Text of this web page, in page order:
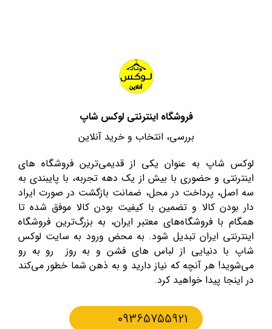
فروشگاه اینترنتی لوکس شاپ
بررسی، انتخاب و خرید آنلاین
لوکس شاپ به عنوان یکی از قدیمی‌ترین فروشگاه های
اینترنتی و حضوری با بیش از یک دهه تجربه، با پایبندی به
سه اصل، پرداخت در محل، ضمانت بازگشت در صورت ایراد
دار بودن کالا و تضمین با کیفیت بودن کالا موفق شده تا
همگام با فروشگاه‌های معتبر ایران، به بزرگ‌ترین فروشگاه
اینترنتی ایران تبدیل شود. به محض ورود به سایت لوکس
شاپ با دنیایی از لباس های فشن و به روز رو به رو
می‌شوید! هر آنچه که نیاز دارید و به ذهن شما خطور می‌کند
در اینجا پیدا خواهید کرد.
09365755921